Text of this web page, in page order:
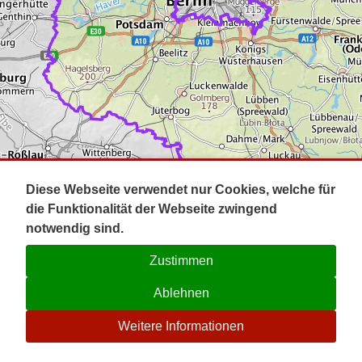
Impressum
Kontakt
☉
Diese Webseite verwendet nur Cookies, welche für
die Funktionalität der Webseite zwingend
notwendig sind.
Zustimmen
Ablehnen
Weitere Informationen